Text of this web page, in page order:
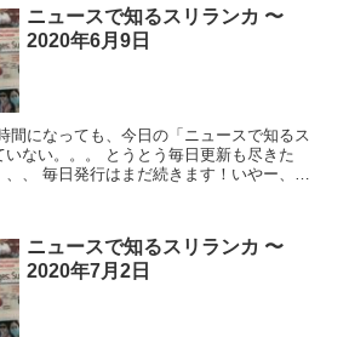
ニュースで知るスリランカ 〜
2020年6月9日
とう毎日更新も尽きた
いやー、筆
ニュースで知るスリランカ 〜
2020年7月2日